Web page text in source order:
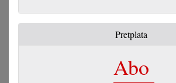
Pretplata
Abo